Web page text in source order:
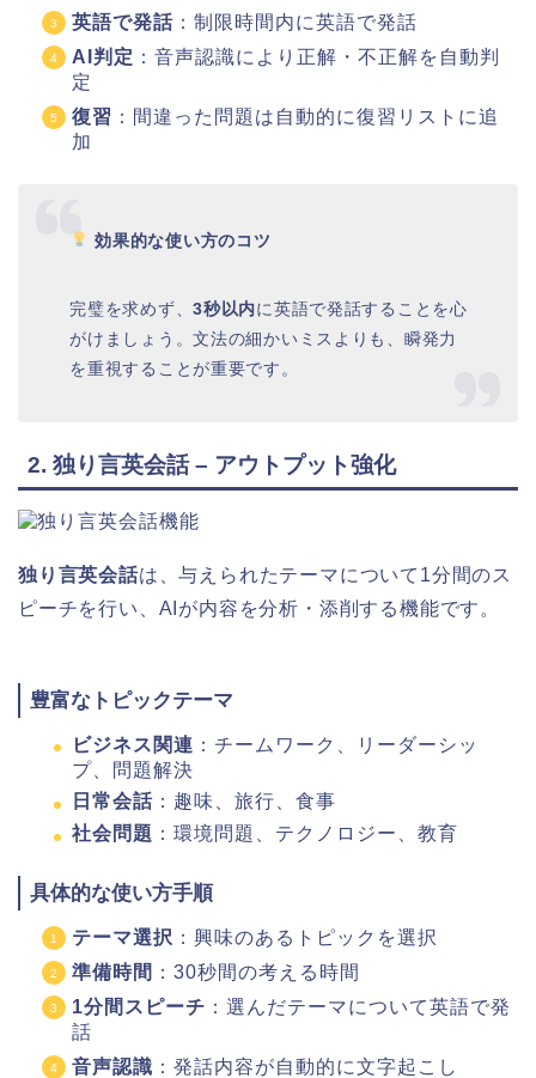
英語で発話 ：制限時間内に英語で発話
AI判定 ：音声認識により正解・不正解を自動判
定
復習 ：間違った問題は自動的に復習リストに追
加
効果的な使い方のコツ
完璧を求めず、3秒以内に英語で発話することを心
がけましょう。文法の細かいミスよりも、瞬発力
を重視することが重要です。
2. 独り言英会話 – アウトプット強化
独り言英会話は、与えられたテーマについて1分間のス
ピーチを行い、AIが内容を分析・添削する機能です。
豊富なトピックテーマ
ビジネス関連 ：チームワーク、リーダーシッ
プ、問題解決
日常会話 ：趣味、旅行、食事
社会問題 ：環境問題、テクノロジー、教育
具体的な使い方手順
テーマ選択 ：興味のあるトピックを選択
準備時間 ：30秒間の考える時間
1分間スピーチ ：選んだテーマについて英語で発
話
音声認識 ：発話内容が自動的に文字起こし